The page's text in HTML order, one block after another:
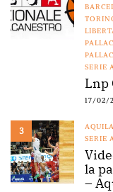
SERIE
Lnp
17/02/
3
SERIE
la
–